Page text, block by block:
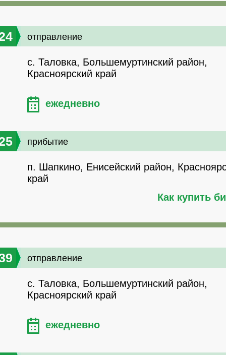
отправление
с. Таловка, Большемуртинский район,
Красноярский край
ежедневно
прибытие
п. Шапкино, Енисейский район,
край
Как купить
отправление
с. Таловка, Большемуртинский район,
Красноярский край
ежедневно